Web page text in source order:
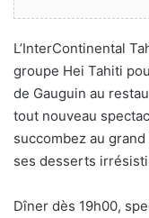
L’InterContinental
groupe Hei Tahiti
de Gauguin au
tout nouveau
succombez au
ses desserts
Dîner dès 19h00,